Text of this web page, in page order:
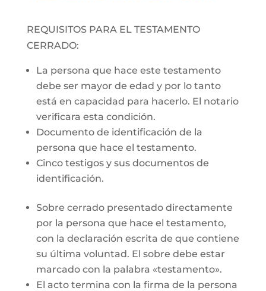
REQUISITOS PARA EL TESTAMENTO
CERRADO:
La persona que hace este testamento
debe ser mayor de edad y por lo tanto
está en capacidad para hacerlo. El notario
verificara esta condición.
Documento de identificación de la
persona que hace el testamento.
Cinco testigos y sus documentos de
identificación.
Sobre cerrado presentado directamente
por la persona que hace el testamento,
con la declaración escrita de que contiene
su última voluntad. El sobre debe estar
marcado con la palabra «testamento».
El acto termina con la firma de la persona